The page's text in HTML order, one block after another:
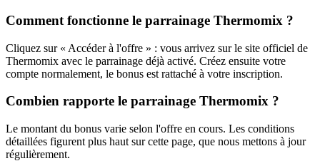
Comment fonctionne le parrainage Thermomix ?
Cliquez sur « Accéder à l'offre » : vous arrivez sur le site officiel de
Thermomix avec le parrainage déjà activé. Créez ensuite votre
compte normalement, le bonus est rattaché à votre inscription.
Combien rapporte le parrainage Thermomix ?
Le montant du bonus varie selon l'offre en cours. Les conditions
détaillées figurent plus haut sur cette page, que nous mettons à jour
régulièrement.